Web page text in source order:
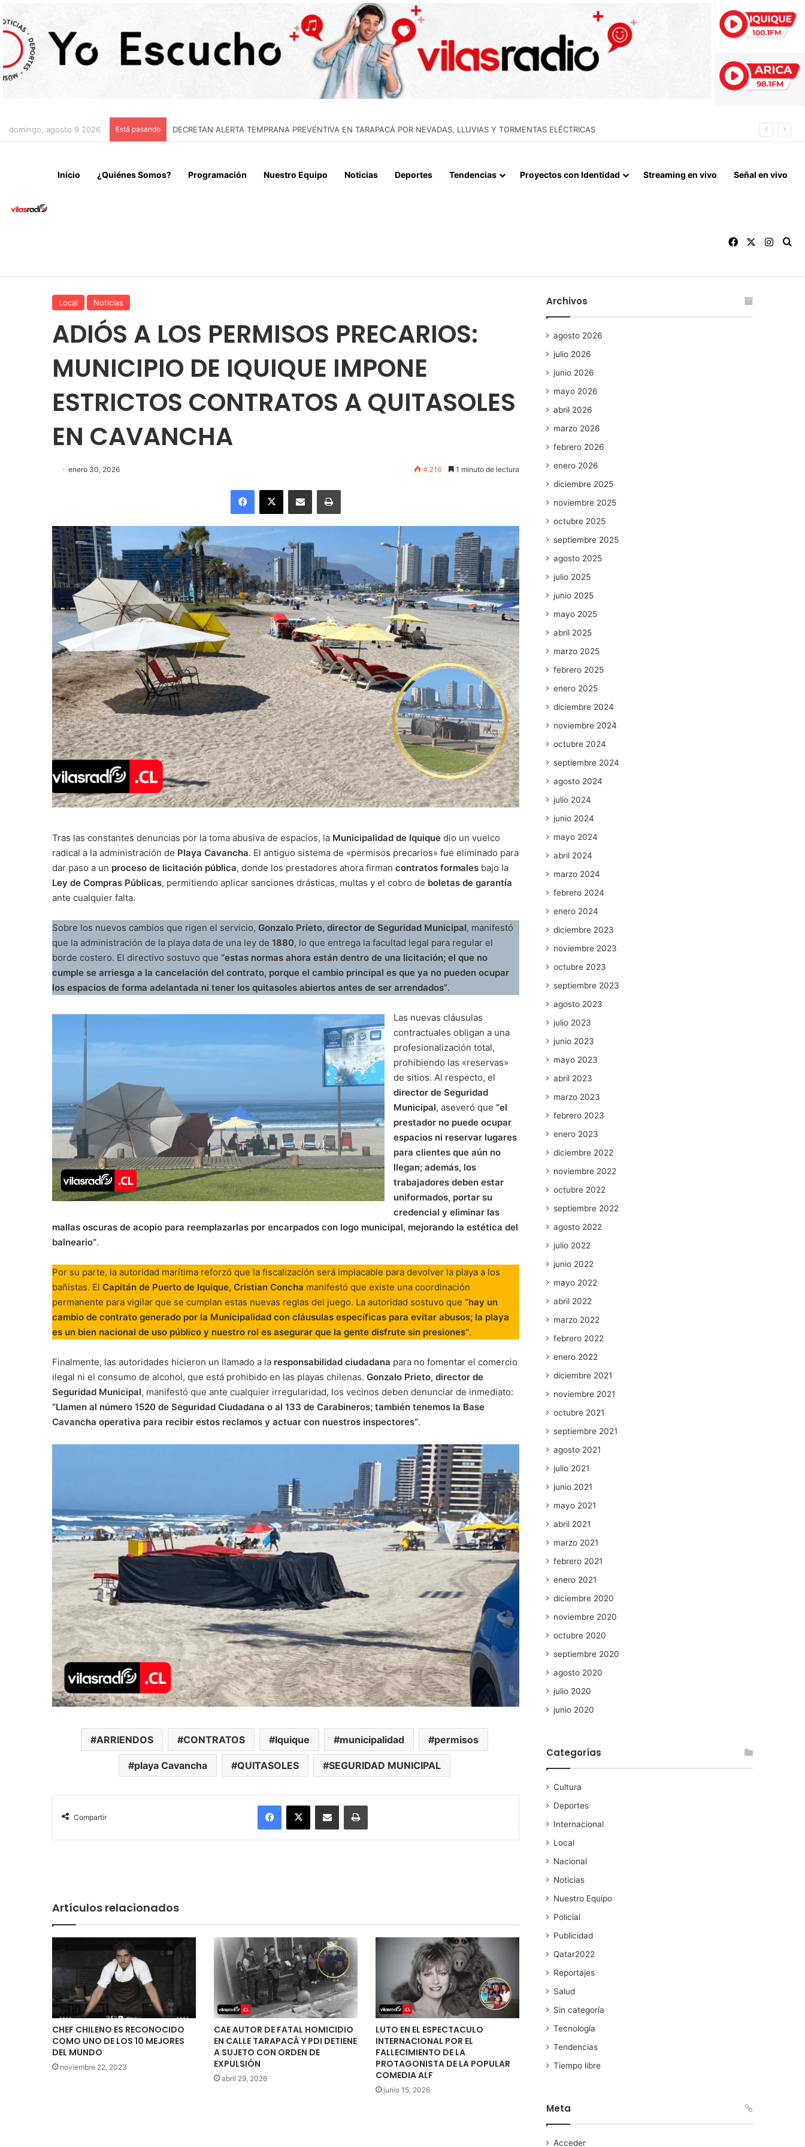
domingo, agosto 9 2026 Está pasando IRÁN CONDICIONA LA REAPERTURA DEL ESTRECHO DE ORMUZ Y EXIGE A ESTADOS UNIDOS EL FIN DEL BLOQUEO Y REPARACIONES DE GUERRA
Inicio ¿Quiénes Somos? Programación Nuestro Equipo Noticias Deportes Tendencias Proyectos con Identidad Streaming en vivo Señal en vivo
Facebook
Local Noticias
ADIÓS A LOS PERMISOS PRECARIOS:
MUNICIPIO DE IQUIQUE IMPONE
ESTRICTOS CONTRATOS A QUITASOLES
EN CAVANCHA
enero 30, 2026 4.216 1 minuto de lectura
Facebook
X Enviar vía email Imprimir
Tras las constantes denuncias por la toma abusiva de espacios, la Municipalidad de Iquique dio un vuelco
radical a la administración de Playa Cavancha. El antiguo sistema de «permisos precarios» fue eliminado para
dar paso a un proceso de licitación pública, donde los prestadores ahora firman contratos formales bajo la
Ley de Compras Públicas, permitiendo aplicar sanciones drásticas, multas y el cobro de boletas de garantía
ante cualquier falta.
Sobre los nuevos cambios que rigen el servicio, Gonzalo Prieto, director de Seguridad Municipal, manifestó
que la administración de la playa data de una ley de 1880, lo que entrega la facultad legal para regular el
borde costero. El directivo sostuvo que “estas normas ahora están dentro de una licitación; el que no
cumple se arriesga a la cancelación del contrato, porque el cambio principal es que ya no pueden ocupar
los espacios de forma adelantada ni tener los quitasoles abiertos antes de ser arrendados”.
Las nuevas cláusulas
contractuales obligan a una
profesionalización total,
prohibiendo las «reservas»
de sitios. Al respecto, el
director de Seguridad
Municipal, aseveró que “el
prestador no puede ocupar
espacios ni reservar lugares
para clientes que aún no
llegan; además, los
trabajadores deben estar
uniformados, portar su
credencial y eliminar las
mallas oscuras de acopio para reemplazarlas por encarpados con logo municipal, mejorando la estética del
balneario”.
Por su parte, la autoridad marítima reforzó que la fiscalización será implacable para devolver la playa a los
bañistas. El Capitán de Puerto de Iquique, Cristian Concha manifestó que existe una coordinación
permanente para vigilar que se cumplan estas nuevas reglas del juego. La autoridad sostuvo que “hay un
cambio de contrato generado por la Municipalidad con cláusulas específicas para evitar abusos; la playa
es un bien nacional de uso público y nuestro rol es asegurar que la gente disfrute sin presiones”.
Finalmente, las autoridades hicieron un llamado a la responsabilidad ciudadana para no fomentar el comercio
ilegal ni el consumo de alcohol, que está prohibido en las playas chilenas. Gonzalo Prieto, director de
Seguridad Municipal, manifestó que ante cualquier irregularidad, los vecinos deben denunciar de inmediato:
“Llamen al número 1520 de Seguridad Ciudadana o al 133 de Carabineros; también tenemos la Base
Cavancha operativa para recibir estos reclamos y actuar con nuestros inspectores”.
ARRIENDOS CONTRATOS Iquique municipalidad permisos
playa Cavancha QUITASOLES SEGURIDAD MUNICIPAL
Compartir
Facebook
X Enviar vía email Imprimir
Artículos relacionados
CHEF CHILENO ES RECONOCIDO
COMO UNO DE LOS 10 MEJORES
DEL MUNDO
noviembre 22, 2023
CAE AUTOR DE FATAL HOMICIDIO
EN CALLE TARAPACÁ Y PDI DETIENE
A SUJETO CON ORDEN DE
EXPULSIÓN
abril 29, 2026
LUTO EN EL ESPECTACULO
INTERNACIONAL POR EL
FALLECIMIENTO DE LA
PROTAGONISTA DE LA POPULAR
COMEDIA ALF
junio 15, 2026
Archivos
agosto 2026
julio 2026
junio 2026
mayo 2026
abril 2026
marzo 2026
febrero 2026
enero 2026
diciembre 2025
noviembre 2025
octubre 2025
septiembre 2025
agosto 2025
julio 2025
junio 2025
mayo 2025
abril 2025
marzo 2025
febrero 2025
enero 2025
diciembre 2024
noviembre 2024
octubre 2024
septiembre 2024
agosto 2024
julio 2024
junio 2024
mayo 2024
abril 2024
marzo 2024
febrero 2024
enero 2024
diciembre 2023
noviembre 2023
octubre 2023
septiembre 2023
agosto 2023
julio 2023
junio 2023
mayo 2023
abril 2023
marzo 2023
febrero 2023
enero 2023
diciembre 2022
noviembre 2022
octubre 2022
septiembre 2022
agosto 2022
julio 2022
junio 2022
mayo 2022
abril 2022
marzo 2022
febrero 2022
enero 2022
diciembre 2021
noviembre 2021
octubre 2021
septiembre 2021
agosto 2021
julio 2021
junio 2021
mayo 2021
abril 2021
marzo 2021
febrero 2021
enero 2021
diciembre 2020
noviembre 2020
octubre 2020
septiembre 2020
agosto 2020
julio 2020
junio 2020
Categorías
Cultura
Deportes
Internacional
Local
Nacional
Noticias
Nuestro Equipo
Policial
Publicidad
Qatar2022
Reportajes
Salud
Sin categoría
Tecnología
Tendencias
Tiempo libre
Meta
Acceder